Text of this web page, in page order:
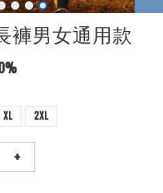
褲男女通用款
XL 2XL
+